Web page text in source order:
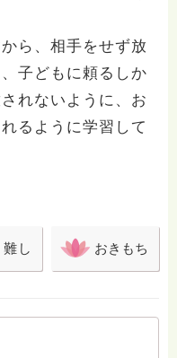
ら、相手をせず放
子どもに頼るしか
れないように、お
るように学習して
し おきもち